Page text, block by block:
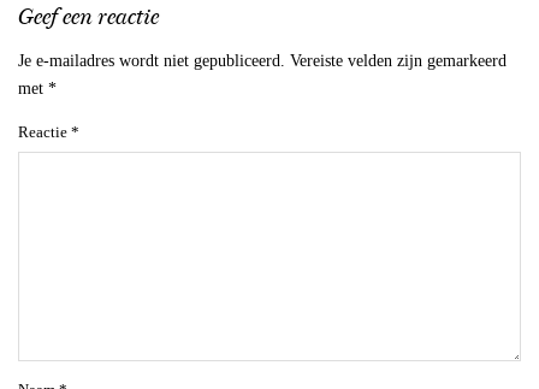
Geef een reactie
Je e-mailadres wordt niet gepubliceerd. Vereiste velden zijn gemarkeerd
met *
Reactie *